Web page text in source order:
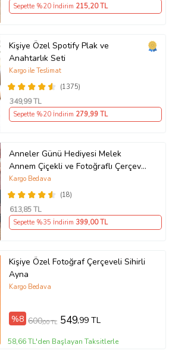
Sepette %20 İndirim 215,20 TL
Kişiye Özel Spotify Plak ve
Anahtarlık Seti
(1375)
Kargo ile Teslimat
349,99 TL
Sepette %20 İndirim 279,99 TL
Anneler Günü Hediyesi Melek
Annem Çiçekli ve Fotoğraflı Çerçeve,
Anneye Hediye Fotoğraflı Ahşap
Tabanlı Çerçeve (Yatay)
(18)
Kargo Bedava
613,85 TL
Sepette %35 İndirim 399,00 TL
Kişiye Özel Fotoğraf Çerçeveli Sihirli
Ayna
Kargo Bedava
%8 600,00 TL 549,99 TL
58,66 TL'den Başlayan Taksitlerle